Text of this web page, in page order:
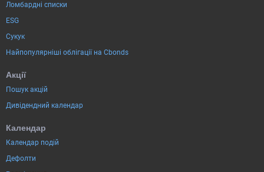
Ломбардні списки
ESG
Сукук
Найпопулярніші облігації на Cbonds
Акції
Пошук акцій
Дивідендний календар
Календар
Календар подій
Дефолти